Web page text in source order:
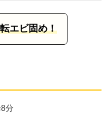
エビ固め！
分